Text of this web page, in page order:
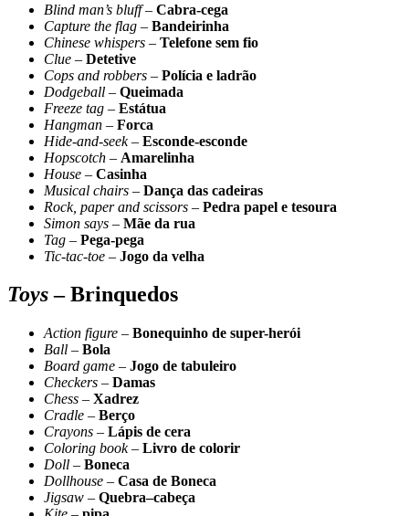
Blind man’s bluff– Cabra-cega
Capture the flag – Bandeirinha
Chinese whispers – Telefone sem fio
Clue – Detetive
Cops and robbers – Polícia e ladrão
Dodgeball – Queimada
Freeze tag – Estátua
Hangman – Forca
Hide-and-seek– Esconde-esconde
Hopscotch – Amarelinha
House – Casinha
Musical chairs – Dança das cadeiras
Rock, paper and scissors – Pedra papel e tesoura
Simon says – Mãe da rua
Tag – Pega-pega
Tic-tac-toe – Jogo da velha
Toys– Brinquedos
Action figure – Bonequinho de super-herói
Ball – Bola
Board game – Jogo de tabuleiro
Checkers – Damas
Chess – Xadrez
Cradle – Berço
Crayons – Lápis de cera
Coloring book– Livro de colorir
Doll – Boneca
Dollhouse – Casa de Boneca
Jigsaw – Quebra–cabeça